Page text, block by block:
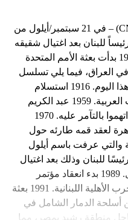
دبي، الإمارات العربية المتحدة (CNN) – في 21 سبتمبر/أيلول من
رئيساً للبنان بعد اغتيال شقيقه
بشير، وفي نفس اليوم من عام 1991 بدأت بعثة الأمم المتحدة
العراق، فيما يلي تسلسل
لأبرز الأحداث التي حدثت في مثل هذا اليوم. 1916 استسلام
الحامية التركية في الطائف للقوات العربية. 1959 عبد الكريم
قاسم يأمر بإعدام ضباط ناصريين اتهموا بالتآمر عليه. 1970
لعقد قمه طارئه حول
والتي عرفت باسم أيلول
رئيسًا للبنان وذلك بعد اغتيال
أخيه الرئيس المنتخب بشير الجميّل. 1989 بدء انعقاد مؤتمر
الطائف بالسعودية لحل مشكلة الحرب الأهلية اللبنانية. 1991 بعثة
أسلحة الدمار الشامل في
ساحل منطقة رشيد بمصر، مما